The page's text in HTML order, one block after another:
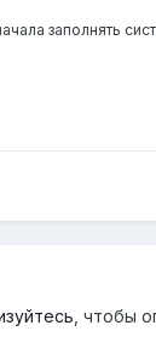
заполнять
, чтобы